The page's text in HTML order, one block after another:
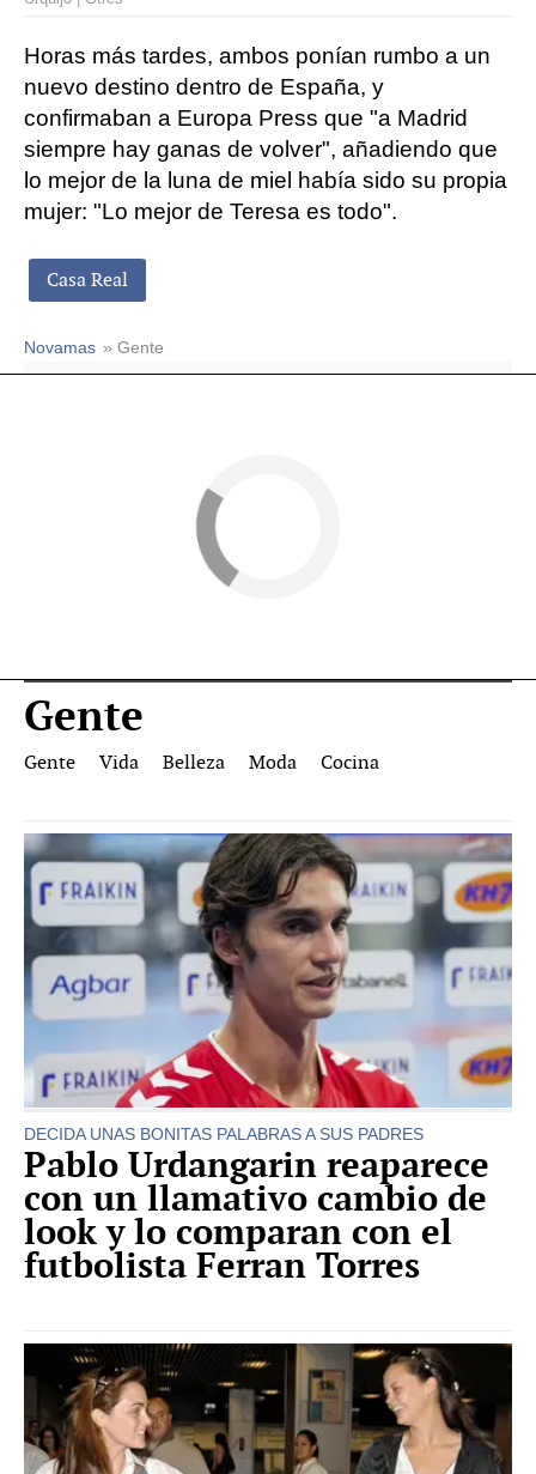
Horas más tardes, ambos ponían rumbo a un
nuevo destino dentro de España, y
confirmaban a Europa Press que "a Madrid
siempre hay ganas de volver", añadiendo que
lo mejor de la luna de miel había sido su propia
mujer: "Lo mejor de Teresa es todo".
Casa Real
Novamas » Gente
Gente
Gente Vida Belleza Moda Cocina
DECIDA UNAS BONITAS PALABRAS A SUS PADRES
Pablo Urdangarin reaparece
con un llamativo cambio de
look y lo comparan con el
futbolista Ferran Torres